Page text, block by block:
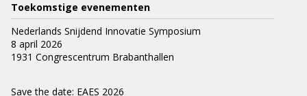
Toekomstige evenementen
Nederlands Snijdend Innovatie Symposium
8 april 2026
1931 Congrescentrum Brabanthallen
Save the date: EAES 2026